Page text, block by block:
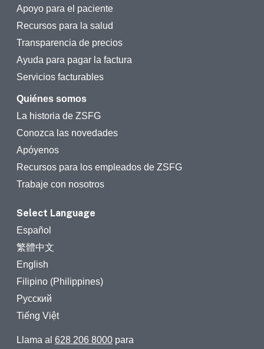
Apoyo para el paciente
Recursos para la salud
Transparencia de precios
Ayuda para pagar la factura
Servicios facturables
Quiénes somos
La historia de ZSFG
Conozca las novedades
Apóyenos
Recursos para los empleados de ZSFG
Trabaje con nosotros
Select Language
Español
繁體中文
English
Filipino (Philippines)
Русский
Tiếng Việt
Llama al 628 206 8000 para